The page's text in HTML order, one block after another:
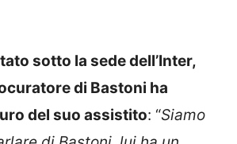
sotto la sede dell’Inter,
di Bastoni ha
del suo assistito: “Siamo